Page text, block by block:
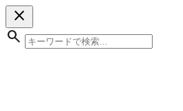
close
search